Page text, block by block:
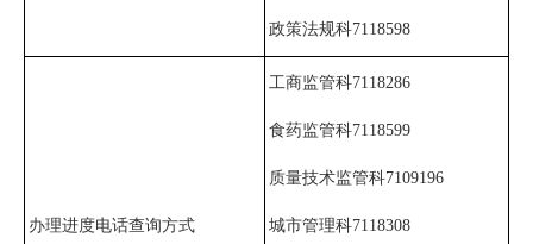
政策法规科7118598
办理进度电话查询方式
工商监管科7118286
食药监管科7118599
质量技术监管科7109196
城市管理科7118308